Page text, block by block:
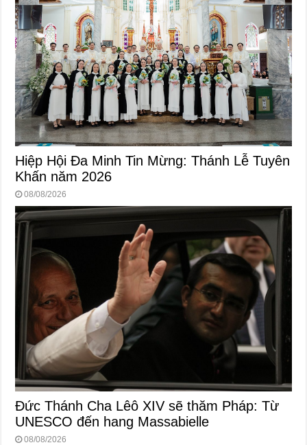
Hiệp Hội Đa Minh Tin Mừng: Thánh Lễ Tuyên
Khấn năm 2026
08/08/2026
Đức Thánh Cha Lêô XIV sẽ thăm Pháp: Từ
UNESCO đến hang Massabielle
08/08/2026